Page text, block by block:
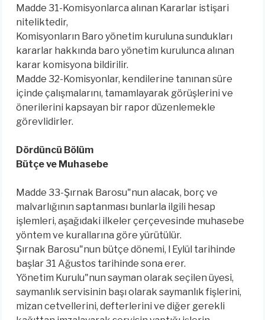
Madde 31-Komisyonlarca alınan Kararlar istişari
niteliktedir,
Komisyonların Baro yönetim kuruluna sundukları
kararlar hakkında baro yönetim kurulunca alınan
karar komisyona bildirilir.
Madde 32-Komisyonlar, kendilerine tanınan süre
içinde çalışmalarını, tamamlayarak görüşlerini ve
önerilerini kapsayan bir rapor düzenlemekle
görevlidirler.
Dördüncü Bölüm
Bütçe ve Muhasebe
Madde 33-Şırnak Barosu"nun alacak, borç ve
malvarlığının saptanması bunlarla ilgili hesap
işlemleri, aşağıdaki ilkeler çerçevesinde muhasebe
yöntem ve kurallarına göre yürütülür.
Şırnak Barosu"nun bütçe dönemi, l Eylül tarihinde
başlar 31 Ağustos tarihinde sona erer.
Yönetim Kurulu"nun sayman olarak seçilen üyesi,
saymanlık servisinin başı olarak saymanlık fişlerini,
mizan cetvellerini, defterlerini ve diğer gerekli